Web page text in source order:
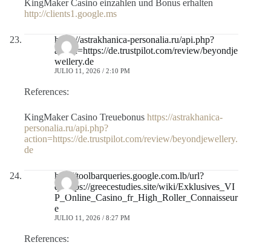
KingMaker Casino einzahlen und Bonus erhalten
http://clients1.google.ms
https://astrakhanica-personalia.ru/api.php?
action=https://de.trustpilot.com/review/beyondje
wellery.de
JULIO 11, 2026 / 2:10 PM
References:
KingMaker Casino Treuebonus https://astrakhanica-
personalia.ru/api.php?
action=https://de.trustpilot.com/review/beyondjewellery.
de
http://toolbarqueries.google.com.lb/url?
q=https://greecestudies.site/wiki/Exklusives_VI
P_Online_Casino_fr_High_Roller_Connaisseur
e
JULIO 11, 2026 / 8:27 PM
References: